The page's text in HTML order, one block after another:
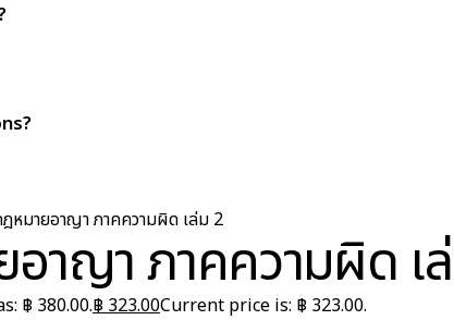
หมายอาญา ภาคความผิด เล่ม 2
าญา ภาคความผิด เ
฿ 380.00.฿ 323.00Current price is: ฿ 323.00.